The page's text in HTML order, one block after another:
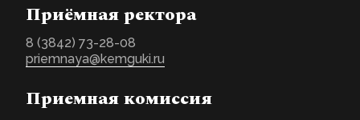
Приёмная ректора
8 (3842) 73-28-08
priemnaya@kemguki.ru
Приемная комиссия